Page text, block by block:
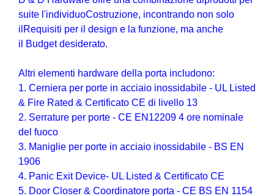
suite l'individuoCostruzione, incontrando non solo
il Requisiti per il design e la funzione, ma anche
il
Budget desiderato.
Altri elementi hardware della porta includono:
1. Cerniera per porte in acciaio inossidabile - UL Listed
& Fire Rated & Certificato CE di livello 13
2. Serrature per porte - CE EN12209 4 ore nominale
del fuoco
3. Maniglie per porte in acciaio inossidabile - BS EN
1906
4. Panic Exit Device- UL Listed & Certificato CE
5. Door Closer & Coordinatore porta - CE BS EN 1154